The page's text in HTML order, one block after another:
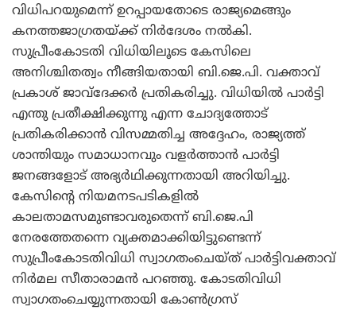
വിധിപറയുമെന്ന് ഉറപ്പായതോടെ രാജ്യമെങ്ങും
കനത്തജാഗ്രതയ്ക്ക് നിര്‍ദേശം നല്‍കി.
സുപ്രീംകോടതി വിധിയിലൂടെ കേസിലെ
അനിശ്ചിതത്വം നീങ്ങിയതായി ബി.ജെ.പി. വക്താവ്
പ്രകാശ് ജാവ്‌ദേക്കര്‍ പ്രതികരിച്ചു. വിധിയില്‍ പാര്‍ട്ടി
എന്തു പ്രതീക്ഷിക്കുന്നു എന്ന ചോദ്യത്തോട്
പ്രതികരിക്കാന്‍ വിസമ്മതിച്ച അദ്ദേഹം, രാജ്യത്ത്
ശാന്തിയും സമാധാനവും വളര്‍ത്താന്‍ പാര്‍ട്ടി
ജനങ്ങളോട് അഭ്യര്‍ഥിക്കുന്നതായി അറിയിച്ചു.
കേസിന്റെ നിയമനടപടികളില്‍
കാലതാമസമുണ്ടാവരുതെന്ന് ബി.ജെ.പി
നേരത്തേതന്നെ വ്യക്തമാക്കിയിട്ടുണ്ടെന്ന്
സുപ്രീംകോടതിവിധി സ്വാഗതംചെയ്ത് പാര്‍ട്ടിവക്താവ്
നിര്‍മല സീതാരാമന്‍ പറഞ്ഞു. കോടതിവിധി
സ്വാഗതംചെയ്യുന്നതായി കോണ്‍ഗ്രസ്